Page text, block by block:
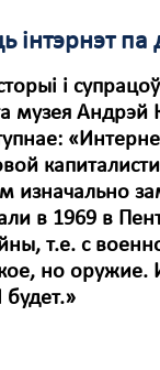
інтэрнэт па
і
музея Андрэй
изначально
в 1969 в
т.е. с
но оружие.